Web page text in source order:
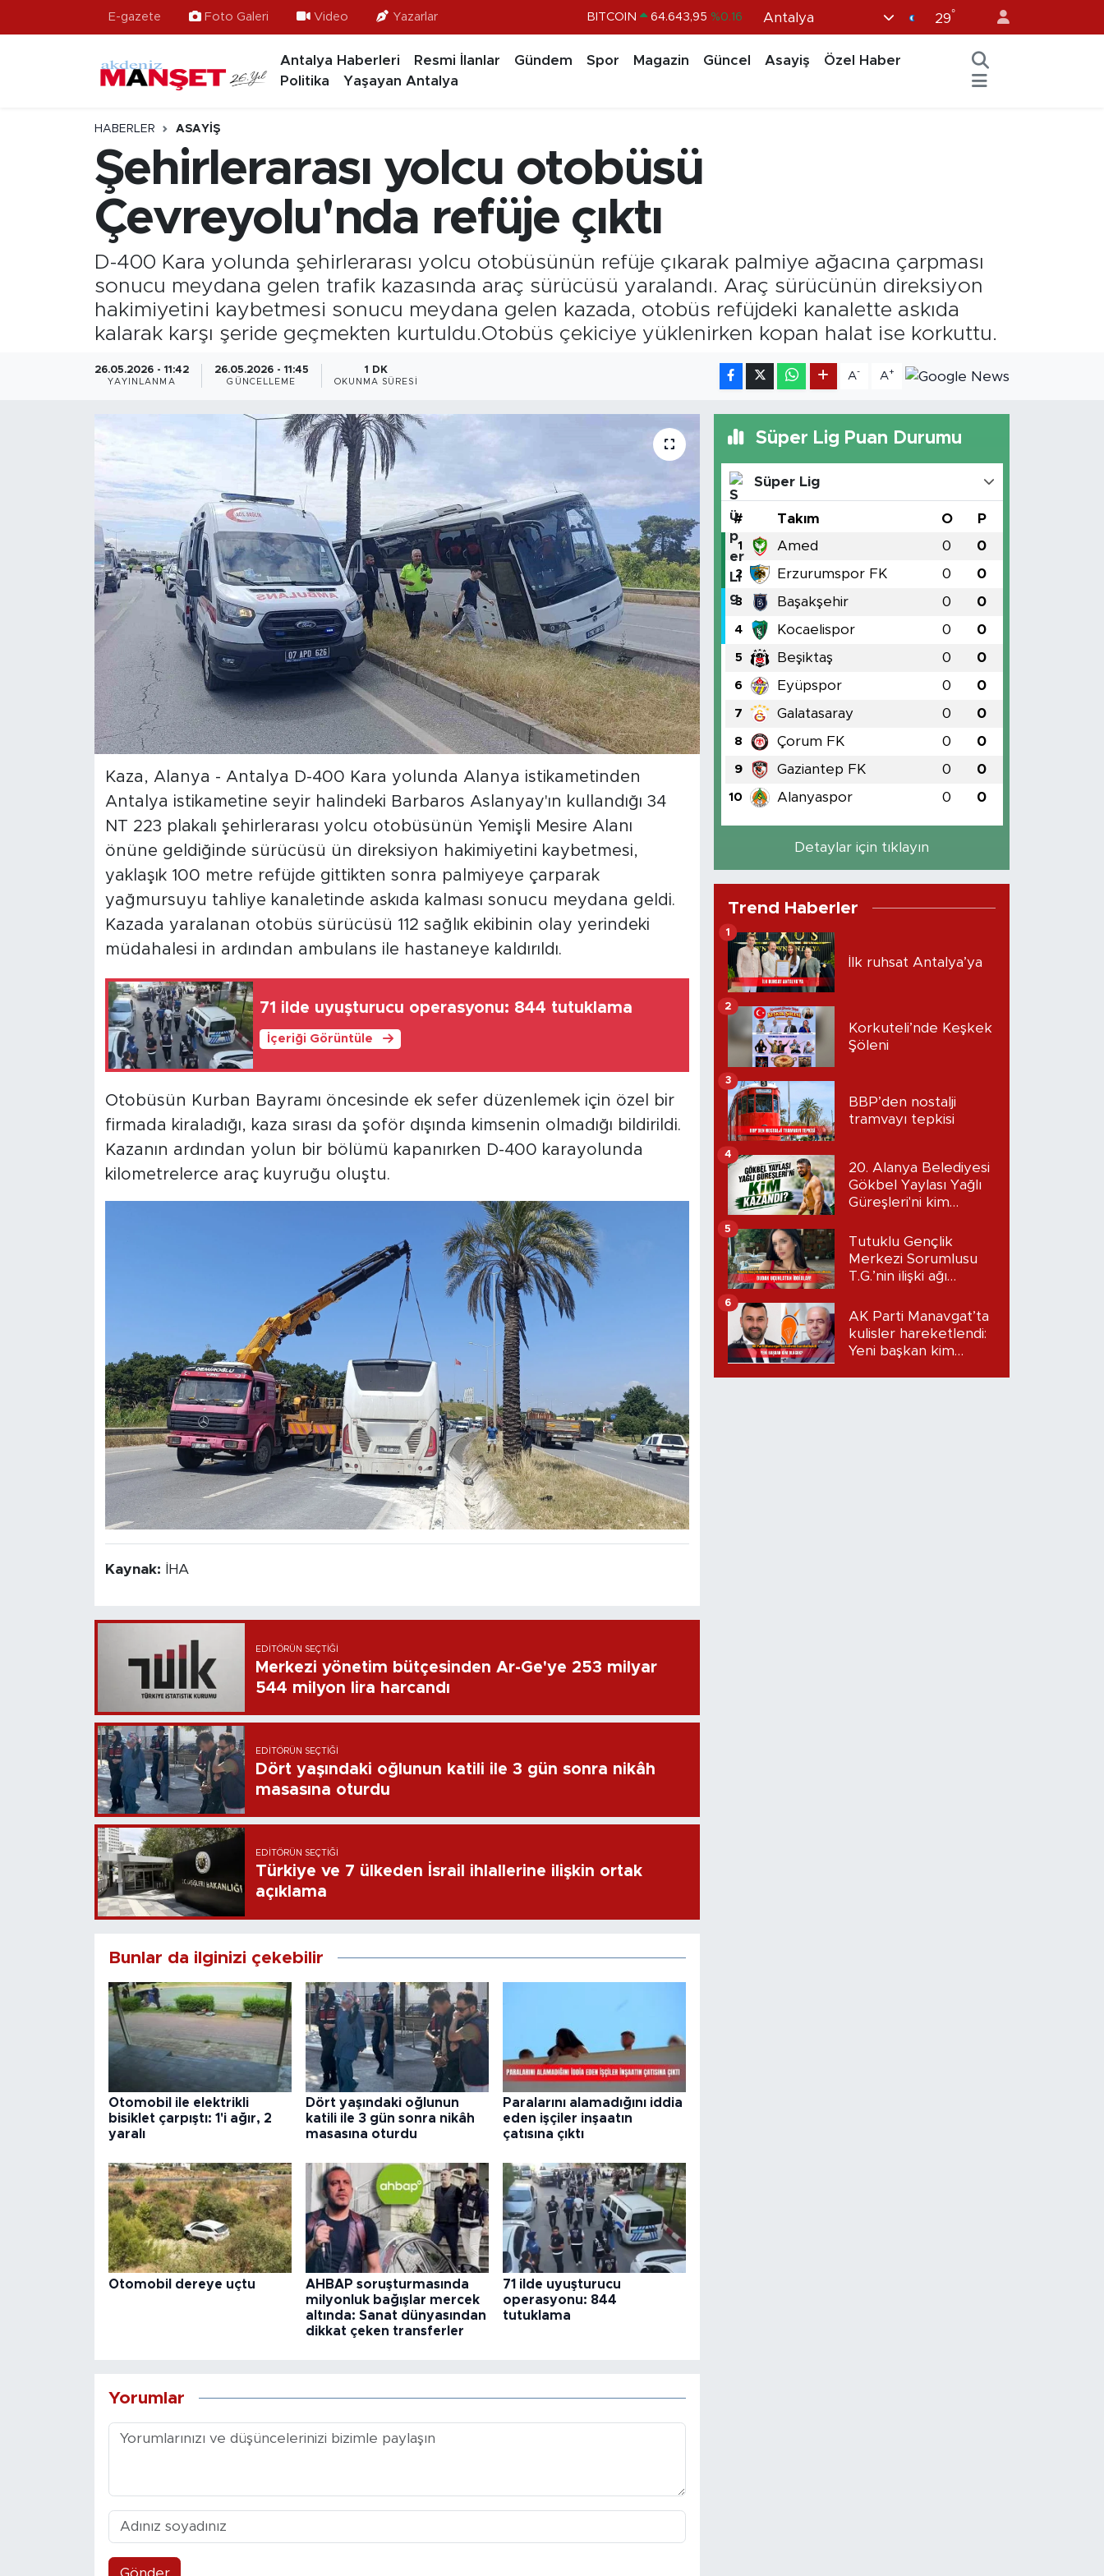
E-gazete Foto Galeri Video Yazarlar BITCOIN 64.643,95 %0.16
BİST100
Antalya 29°
Antalya Haberleri Resmi İlanlar Gündem Spor Magazin Güncel Asayiş
Özel Haber
Politika
Yaşayan Antalya
HABERLER ASAYIŞ
Şehirlerarası yolcu otobüsü
Çevreyolu'nda refüje çıktı
D-400 Kara yolunda şehirlerarası yolcu otobüsünün refüje çıkarak palmiye ağacına çarpması
sonucu meydana gelen trafik kazasında araç sürücüsü yaralandı. Araç sürücünün direksiyon
hakimiyetini kaybetmesi sonucu meydana gelen kazada, otobüs refüjdeki kanalette askıda
kalarak karşı şeride geçmekten kurtuldu.Otobüs çekiciye yüklenirken kopan halat ise korkuttu.
26.05.2026 - 11:42
YAYINLANMA
26.05.2026 - 11:45
GÜNCELLEME
1 DK
OKUNMA SÜRESI
A- A+
Kaza, Alanya - Antalya D-400 Kara yolunda Alanya istikametinden
Antalya istikametine seyir halindeki Barbaros Aslanyay'ın kullandığı 34
NT 223 plakalı şehirlerarası yolcu otobüsünün Yemişli Mesire Alanı
önüne geldiğinde sürücüsü ün direksiyon hakimiyetini kaybetmesi,
yaklaşık 100 metre refüjde gittikten sonra palmiyeye çarparak
yağmursuyu tahliye kanaletinde askıda kalması sonucu meydana geldi.
Kazada yaralanan otobüs sürücüsü 112 sağlık ekibinin olay yerindeki
müdahalesi in ardından ambulans ile hastaneye kaldırıldı.
71 ilde uyuşturucu operasyonu: 844 tutuklama
İçeriği Görüntüle
Otobüsün Kurban Bayramı öncesinde ek sefer düzenlemek için özel bir
firmada kiraladığı, kaza sırası da şoför dışında kimsenin olmadığı bildirildi.
Kazanın ardından yolun bir bölümü kapanırken D-400 karayolunda
kilometrelerce araç kuyruğu oluştu.
Kaynak: İHA
EDITÖRÜN SEÇTIĞI
Merkezi yönetim bütçesinden Ar-Ge'ye 253 milyar
544 milyon lira harcandı
EDITÖRÜN SEÇTIĞI
Dört yaşındaki oğlunun katili ile 3 gün sonra nikâh
masasına oturdu
EDITÖRÜN SEÇTIĞI
Türkiye ve 7 ülkeden İsrail ihlallerine ilişkin ortak
açıklama
Bunlar da ilginizi çekebilir
Otomobil ile elektrikli
bisiklet çarpıştı: 1'i ağır, 2
yaralı
Dört yaşındaki oğlunun
katili ile 3 gün sonra nikâh
masasına oturdu
Paralarını alamadığını iddia
eden işçiler inşaatın
çatısına çıktı
Otomobil dereye uçtu
AHBAP soruşturmasında
milyonluk bağışlar mercek
altında: Sanat dünyasından
dikkat çeken transferler
71 ilde uyuşturucu
operasyonu: 844
tutuklama
Yorumlar
Gönder
Süper Lig Puan Durumu
Süper Lig
# Takım O P
1 Amed 0 0
2 Erzurumspor FK 0 0
3 Başakşehir 0 0
4 Kocaelispor 0 0
5 Beşiktaş 0 0
6 Eyüpspor 0 0
7 Galatasaray 0 0
8 Çorum FK 0 0
9 Gaziantep FK 0 0
10 Alanyaspor 0 0
Detaylar için tıklayın
Trend Haberler
İlk ruhsat Antalya’ya
1
Korkuteli’nde Keşkek
Şöleni
2
BBP’den nostalji
tramvayı tepkisi
3
20. Alanya Belediyesi
Gökbel Yaylası Yağlı
Güreşleri'ni kim
4
Tutuklu Gençlik
Merkezi Sorumlusu
T.G.’nin ilişki ağı
Dudak uçuklatan
iddialar!
5
AK Parti Manavgat’ta
kulisler hareketlendi:
Yeni başkan kim
6
Ekonomi
Gündem
Özel Haber
Politika
Resmi İlanlar
Turizm
Hava Durumu
Süper Lig Puan Durumu ve Fikstür
Tüm Manşetler
Son Dakika Haberleri
Haber Arşivi